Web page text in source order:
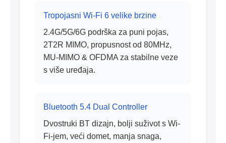
Tropojasni Wi-Fi 6 velike brzine
2.4G/5G/6G podrška za puni pojas,
2T2R MIMO, propusnost od 80MHz,
MU-MIMO & OFDMA za stabilne veze
s više uređaja.
Bluetooth 5.4 Dual Controller
Dvostruki BT dizajn, bolji suživot s Wi-
Fi-jem, veći domet, manja snaga,